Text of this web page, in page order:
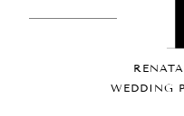
WEDDING